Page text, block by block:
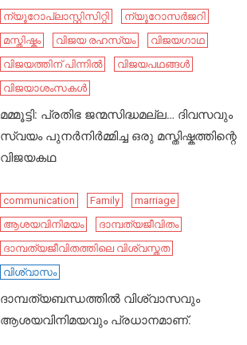
ന്യൂറോപ്ലാസ്റ്റിസിറ്റി
ന്യൂറോസർജറി
മസ്തിഷ്കം
വിജയ രഹസ്യം
വിജയഗാഥ
വിജയത്തിന് പിന്നിൽ
വിജയപഥങ്ങൾ
വിജയാശംസകൾ
മമ്മൂട്ടി: പ്രതിഭ ജന്മസിദ്ധമല്ല… ദിവസവും
സ്വയം പുനർനിർമ്മിച്ച ഒരു മസ്തിഷ്കത്തിന്റെ
വിജയകഥ
communication Family
marriage
ആശയവിനിമയം
ദാമ്പത്യജീവിതം
ദാമ്പത്യജീവിതത്തിലെ വിശ്വസ്തത
വിശ്വാസം
ദാമ്പത്യബന്ധത്തിൽ വിശ്വാസവും
ആശയവിനിമയവും പ്രധാനമാണ്.